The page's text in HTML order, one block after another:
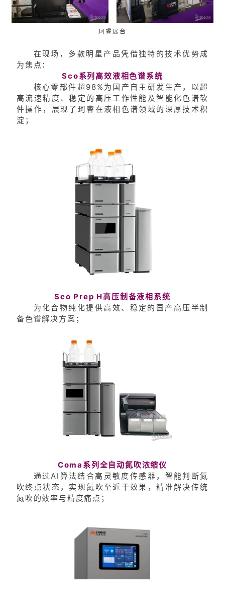
珂睿展台
在现场，多款明星产品凭借独特的技术优势成
为焦点：
Sco系列高效液相色谱系统
核心零部件超98%为国产自主研发生产，以超
高流速精度、稳定的高压工作性能及智能化色谱软
件操作，展现了珂睿在液相色谱领域的深厚技术积
淀；
Sco Prep H高压制备液相系统
为化合物纯化提供高效、稳定的国产高压半制
备色谱解决方案；
Coma系列全自动氮吹浓缩仪
通过AI算法结合高灵敏度传感器，智能判断氮
吹终点状态，实现氮吹至近干效果，精准解决传统
氮吹的效率与精度痛点；